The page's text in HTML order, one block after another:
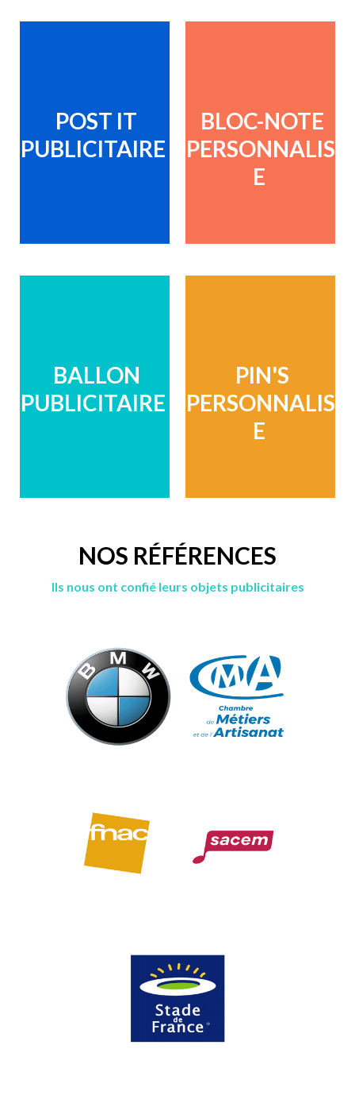
POST IT
PUBLICITAIRE
BLOC-NOTE
PERSONNALIS
E
BALLON
PUBLICITAIRE
PIN'S
PERSONNALIS
E
NOS RÉFÉRENCES
Ils nous ont confié leurs objets publicitaires